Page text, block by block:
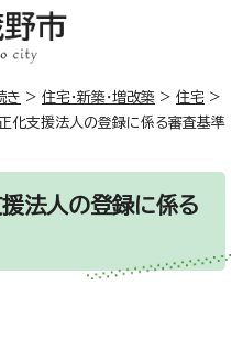
き > 住宅・新築・増改築 > 住宅 >
化支援法人の登録に係る審査基準
法人の登録に係る